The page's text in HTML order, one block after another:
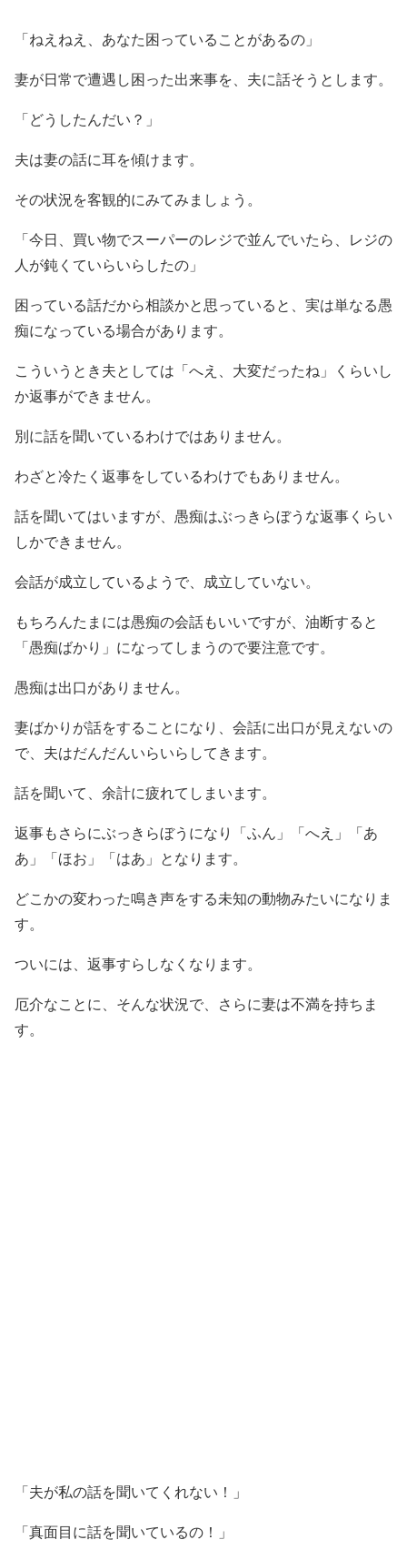
「ねえねえ、あなた困っていることがあるの」
妻が日常で遭遇し困った出来事を、夫に話そうとします。
「どうしたんだい？」
夫は妻の話に耳を傾けます。
その状況を客観的にみてみましょう。
「今日、買い物でスーパーのレジで並んでいたら、レジの
人が鈍くていらいらしたの」
困っている話だから相談かと思っていると、実は単なる愚
痴になっている場合があります。
こういうとき夫としては「へえ、大変だったね」くらいし
か返事ができません。
別に話を聞いているわけではありません。
わざと冷たく返事をしているわけでもありません。
話を聞いてはいますが、愚痴はぶっきらぼうな返事くらい
しかできません。
会話が成立しているようで、成立していない。
もちろんたまには愚痴の会話もいいですが、油断すると
「愚痴ばかり」になってしまうので要注意です。
愚痴は出口がありません。
妻ばかりが話をすることになり、会話に出口が見えないの
で、夫はだんだんいらいらしてきます。
話を聞いて、余計に疲れてしまいます。
返事もさらにぶっきらぼうになり「ふん」「へえ」「あ
あ」「ほお」「はあ」となります。
どこかの変わった鳴き声をする未知の動物みたいになりま
す。
ついには、返事すらしなくなります。
厄介なことに、そんな状況で、さらに妻は不満を持ちま
す。
「夫が私の話を聞いてくれない！」
「真面目に話を聞いているの！」